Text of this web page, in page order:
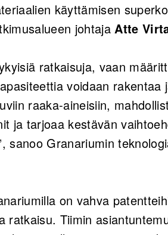
käyttämisen
johtajaAtte
ratkaisuja, vaan
voidaan rakentaa
raaka-aineisiin,
ja tarjoaa kestävän
sanoo Granariumin
on vahva
ratkaisu. Tiimin